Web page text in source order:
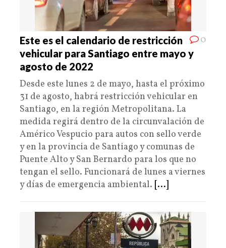
0
Este es el calendario de restricción
vehicular para Santiago entre mayo y
agosto de 2022
Desde este lunes 2 de mayo, hasta el próximo
31 de agosto, habrá restricción vehicular en
Santiago, en la región Metropolitana. La
medida regirá dentro de la circunvalación de
Américo Vespucio para autos con sello verde
y en la provincia de Santiago y comunas de
Puente Alto y San Bernardo para los que no
tengan el sello. Funcionará de lunes a viernes
y días de emergencia ambiental. [...]